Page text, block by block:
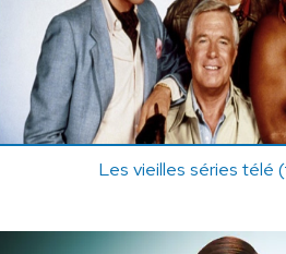
Les vieilles séries télé